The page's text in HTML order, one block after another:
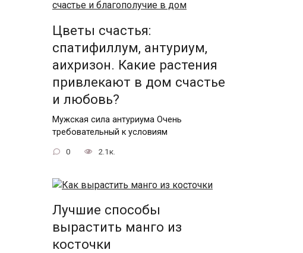
Цветы счастья:
спатифиллум, антуриум,
аихризон. Какие растения
привлекают в дом счастье
и любовь?
Мужская сила антуриума Очень
требовательный к условиям
0 2.1к.
Лучшие способы
вырастить манго из
косточки